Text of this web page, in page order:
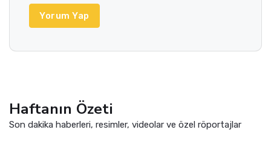
Yorum Yap
Haftanın Özeti
Son dakika haberleri, resimler, videolar ve özel röportajlar